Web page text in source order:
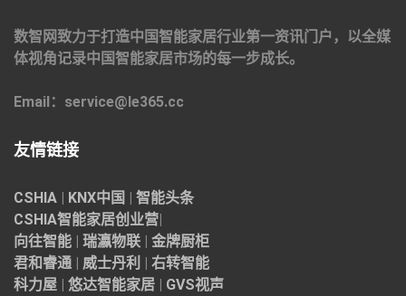
数智网致力于打造中国智能家居行业第一资讯门户，以全媒
体视角记录中国智能家居市场的每一步成长。
Email：service@le365.cc
友情链接
CSHIA KNX中国
智能头条
CSHIA智能家居创业营
向往智能
瑞瀛物联
金牌厨柜
君和睿通
威士丹利
右转智能
科力屋
悠达智能家居 GVS视声